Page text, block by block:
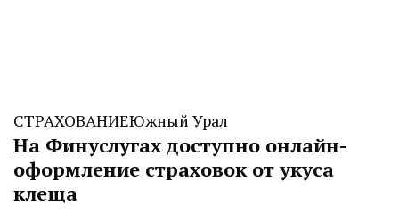
СТРАХОВАНИЕЮжный Урал
На Финуслугах доступно онлайн-
оформление страховок от укуса
клеща